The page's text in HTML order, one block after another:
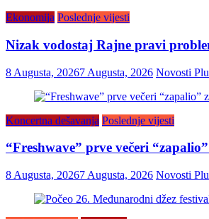
Ekonomija Poslednje vijesti
Nizak vodostaj Rajne pravi
8 Augusta, 20267 Augusta, 2026 Novosti
Koncertna dešavanja Poslednje vijesti
“Freshwave” prve večeri
8 Augusta, 20267 Augusta, 2026 Novosti